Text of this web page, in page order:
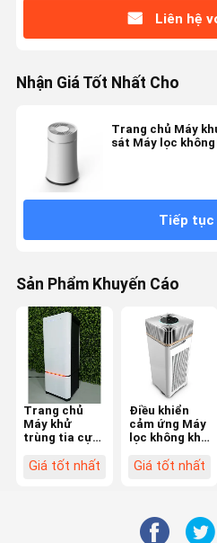
Liên hệ
Nhận Giá Tốt Nhất Cho
Trang chủ Máy
sát Máy lọc
Tiếp tục
Sản Phẩm Khuyến Cáo
Trang chủ
Máy khử
trùng tia cực
lọc không khí
Giá tốt nhất
Điều khiển
cảm ứng Máy
lọc không khí
sâu với bộ lọc
Giá tốt nhất